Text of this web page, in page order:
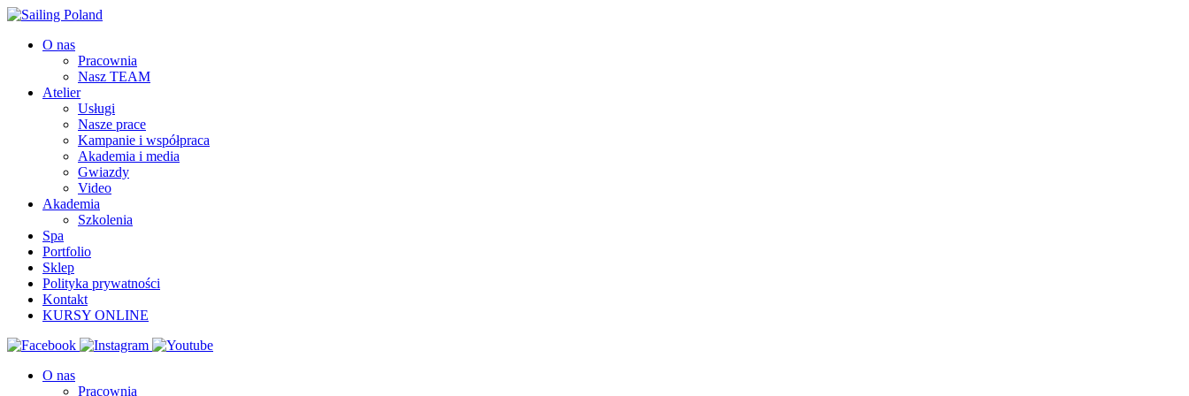
O nas
Pracownia
Nasz TEAM
Atelier
Usługi
Nasze prace
Kampanie i współpraca
Akademia i media
Gwiazdy
Video
Akademia
Szkolenia
Spa
Portfolio
Sklep
Polityka prywatności
Kontakt
KURSY ONLINE
O nas
Pracownia